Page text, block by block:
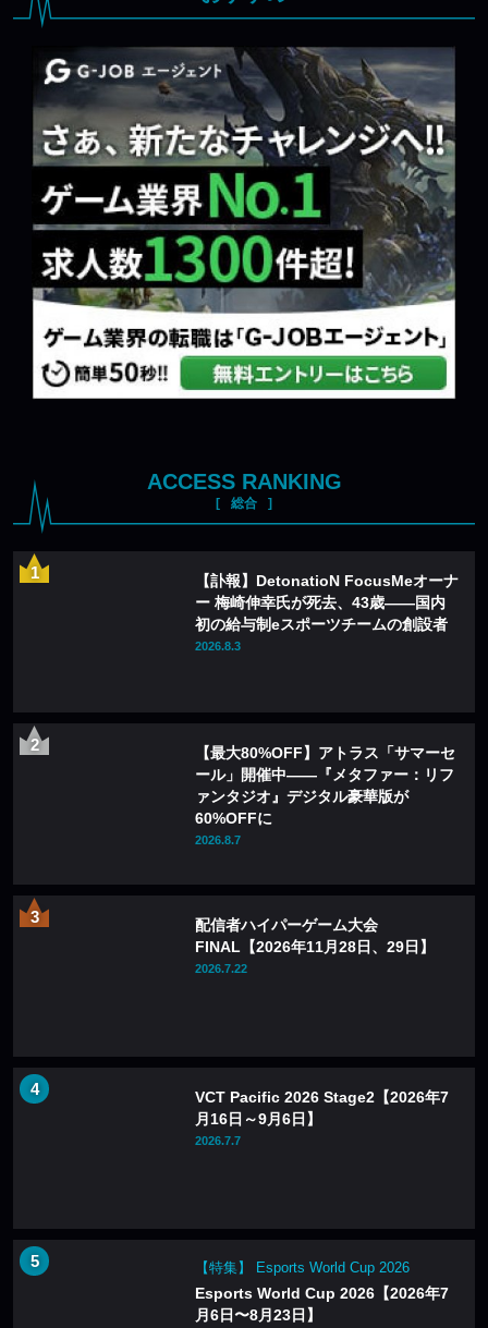
ACCESS RANKING
総合
【訃報】DetonatioN FocusMeオーナ
ー 梅崎伸幸氏が死去、43歳——国内
初の給与制eスポーツチームの創設者
2026.8.3
【最大80%OFF】アトラス「サマーセ
ール」開催中——『メタファー：リフ
ァンタジオ』デジタル豪華版が
60%OFFに
2026.8.7
配信者ハイパーゲーム大会
FINAL【2026年11月28日、29日】
2026.7.22
VCT Pacific 2026 Stage2【2026年7
月16日～9月6日】
2026.7.7
【特集】 Esports World Cup 2026
Esports World Cup 2026【2026年7
月6日〜8月23日】